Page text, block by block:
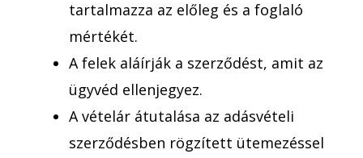
tartalmazza az előleg és a foglaló
mértékét.
A felek aláírják a szerződést, amit az
ügyvéd ellenjegyez.
A vételár átutalása az adásvételi
szerződésben rögzített ütemezéssel